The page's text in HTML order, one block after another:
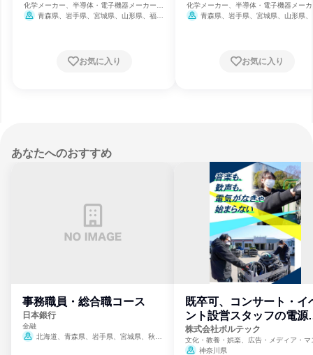
化学メーカー、半導体・電子機器メーカー、
通信・インターネット
青森県、岩手県、宮城県、山形県、福島
重県、滋賀県、京都府、大阪府、兵庫県、奈
良県、岡山県、広島県、山口県、福岡県、佐
お気に入り
化学メーカー、半導体・電子機器メー
通信・インターネット
青森県、岩手県、宮城県、山形県
重県、滋賀県、京都府、大阪府、兵庫
良県、岡山県、広島県、山口県、福岡
お気に入り
あなたへのおすすめ
事務職員・総合職コース
日本銀行
金融
北海道、青森県、岩手県、宮城県、秋田
既卒可、コンサート・イ
ント設営スタッフの電源
門
株式会社ボルテック
文化・教養・娯楽、広告・メディア・マ
ミ、電力・ガス・水道・エネルギー
神奈川県